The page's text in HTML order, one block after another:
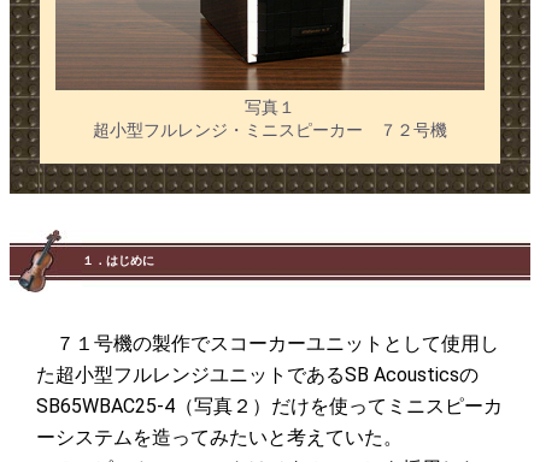
写真１
超小型フルレンジ・ミニスピーカー ７２号機
１．はじめに
７１号機の製作でスコーカーユニットとして使用し
た超小型フルレンジユニットであるSB Acousticsの
SB65WBAC25-4（写真２）だけを使ってミニスピーカ
ーシステムを造ってみたいと考えていた。